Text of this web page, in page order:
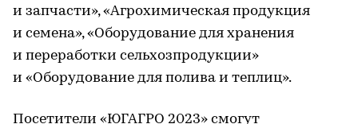
и запчасти», «Агрохимическая продукция
и семена», «Оборудование для хранения
и переработки сельхозпродукции»
и «Оборудование для полива и теплиц».
Посетители «ЮГАГРО 2023» смогут